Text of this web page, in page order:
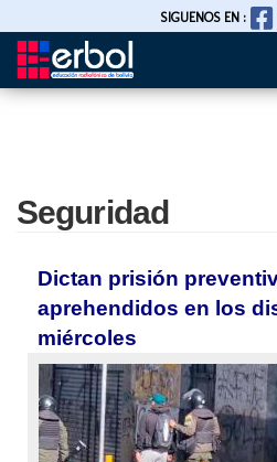
Pasar
SIGUENOS EN :
Seguridad
Dictan prisión
aprehendidos en los
miércoles